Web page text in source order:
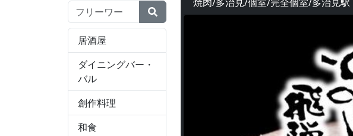
検索ワード
居酒屋
ダイニングバー・
バル
創作料理
和食